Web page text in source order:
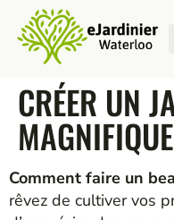
CRÉER UN
Comment faire un
rêvez de cultiver vos